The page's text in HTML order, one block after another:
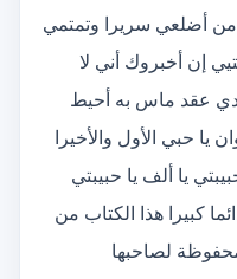
أضلعي سريرا وتمتمي
إن أخبروك أني لا
عقد ماس به أحيط
يا حبي الأول والأخيرا
يا ألف يا حبيبتي
كبيرا هذا الكتاب من
لصاحبها